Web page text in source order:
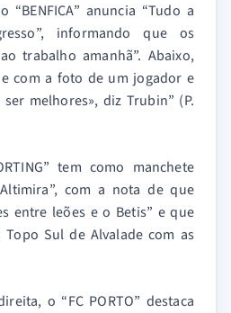
anuncia “Tudo a
informando que os
trabalho amanhã”. Abaixo,
com a foto de um jogador e
ser melhores», diz Trubin” (P.
tem como manchete
com a nota de que
entre leões e o Betis” e que
Topo Sul de Alvalade com as
o “FC PORTO” destaca